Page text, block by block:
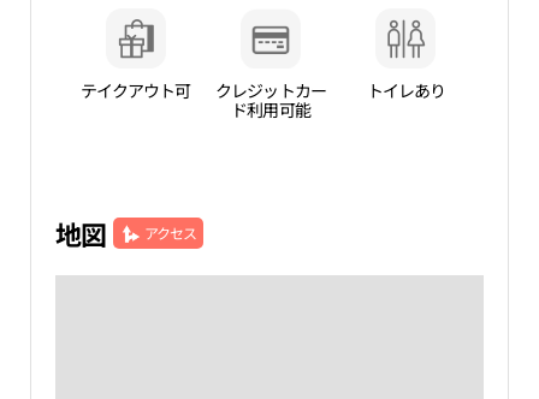
テイクアウト可
クレジットカー
ド利用可能
トイレあり
地図 アクセス